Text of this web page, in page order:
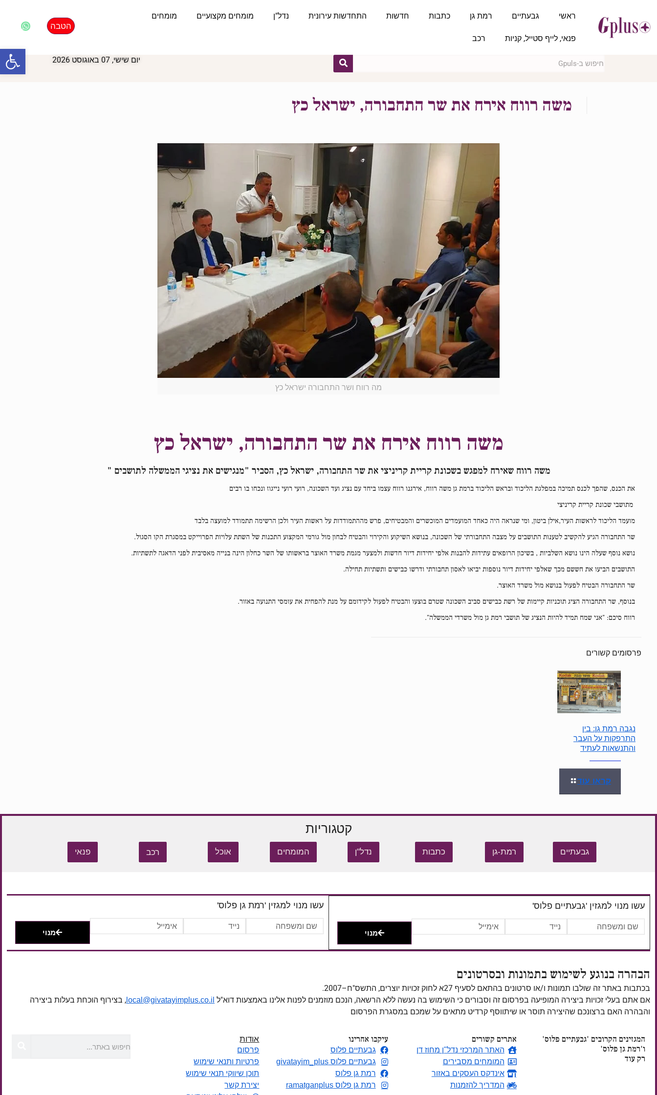
ראשי גבעתיים רמת גן כתבות חדשות התחדשות עירונית נדל"ן מומחים מקצועיים מומחים
פנאי, לייף סטייל, קניות רכב
הטבה
יום שישי, 07 באוגוסט 2026
משה רווח אירח את שר התחבורה, ישראל כץ
מה רווח ושר התחבורה ישראל כץ
משה רווח אירח את שר התחבורה, ישראל כץ
משה רווח שאירח למפגש בשכונת קריית קריניצי את שר התחבורה, ישראל כץ, הסביר "מנגישים את נציגי הממשלה לתושבים "
את הכנס, שהפך לכנס תמיכה במפלגת הליכוד ובראש הליכוד ברמת גן משה רווח, אירגנו רווח עצמו ביחד עם נציג ועד השכונה, רועי רועי נייגוז ונכחו בו רבים
מתושבי שכונת קריית קריניצי
מועמד הליכוד לראשות העיר,אילן ביטון, ומי שנראה היה כאחד המועמדים המוכשרים והמבטיחים, פרש מההתמודדות על ראשות העיר ולכן הרשימה תתמודד למועצה בלבד
שר התחבורה הגיע להקשיב לטענות התושבים על מצבה התחבורתי של השכונה, בנושא השיקוע והקירוי והבטיח לבחון מול גורמי המקצוע התכנות של השתת עלויות הפרוייקט במסגרת הקו הסגול.
נושא נוסף שעלה הינו נושא השלביות , בשיכון הרופאים עתידות להבנות אלפי יחידות דיור חדשות ולמצער מגמת משרד האוצר בראשותו של השר כחלון הינה בנייה מאסיבית לפני הדאגה לתשתיות.
התושבים הביעו את חששם מכך שאלפי יחידות דיור נוספות יביאו לאסון תחבורתי ודרשו כבישים ותשתיות תחילה.
שר התחבורה הבטיח לפעול בנושא מול משרד האוצר.
בנוסף, שר התחבורה הציג תוכניות קיימות של רשת כבישים סביב השכונה שטרם בוצעו והבטיח לפעול לקידומם על מנת להפחית את עומסי התנועה באזור.
רווח סיכם: "אני שמח תמיד להיות הנציג של תושבי רמת גן מול משרדי הממשלה".
פרסומים קשורים
נגבה רמת גן: בין
התרפקות על העבר
והתנשאות לעתיד
קראו עוד
קטגוריות
גבעתיים רמת-גן כתבות נדל"ן המומחים אוכל רכב פנאי
עשו מנוי למגזין 'גבעתיים פלוס'
מנוי
עשו מנוי למגזין 'רמת גן פלוס'
מנוי
הבהרה בנוגע לשימוש בתמונות ובסרטונים
בכתבות באתר זה שולבו תמונות ו/או סרטונים בהתאם לסעיף 27א לחוק זכויות יוצרים, התשס"ח–2007.
אם אתם בעלי זכויות ביצירה המופיעה בפרסום זה וסבורים כי השימוש בה נעשה ללא הרשאה, הנכם מוזמנים לפנות אלינו באמצעות דוא"ל local@givatayimplus.co.il , בצירוף הוכחת בעלות ביצירה
והבהרה האם ברצונכם שהיצירה תוסר או שיתווסף קרדיט מתאים על שמכם במסגרת הפרסום
המגזינים הקרובים 'גבעתיים פלוס'
ו'רמת גן פלוס'
רק עוד
אתרים קשורים
האתר המרכזי נדל"ן מחוז דן
המומחים מסבירים
אינדקס העסקים באזור
המדריך להזמנות
עיקבו אחרינו
גבעתיים פלוס
גבעתיים פלוס givatayim_plus
רמת גן פלוס
רמת גן פלוס ramatganplus
אודות
פרסום
פרטיות ותנאי שימוש
תוכן שיווקי תנאי שימוש
יצירת קשר
פתח